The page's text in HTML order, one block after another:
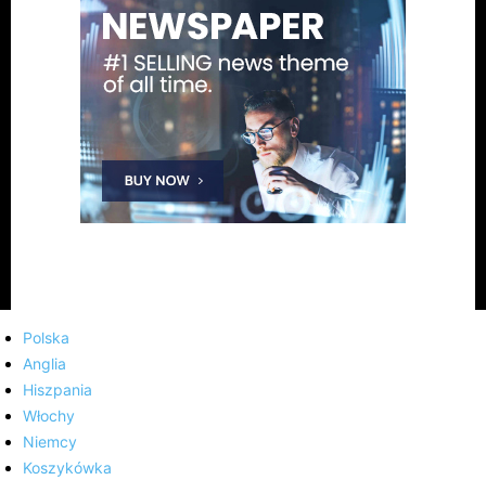
Polska
Anglia
Hiszpania
Włochy
Niemcy
Koszykówka